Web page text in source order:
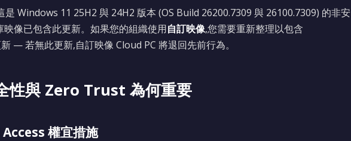
是 Windows 11 25H2 與 24H2 版本 (OS Build 26200.7309 與 26100.7309) 的非安
像已包含此更新。如果您的組織使用自訂映像,您需要重新整理以包含
— 若無此更新,自訂映像 Cloud PC 將退回先前行為。
性與 Zero Trust 為何重要
權宜措施